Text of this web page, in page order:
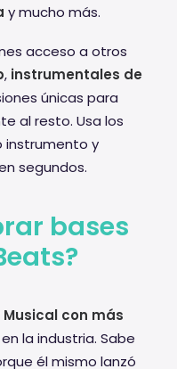
y mucho más.
acceso a otros
, instrumentales de
únicas para
al resto. Usa los
instrumento y
segundos.
bases
con más
en la industria. Sabe
él mismo lanzó